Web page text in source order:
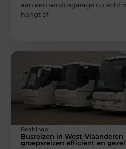
aan een servicegarage nu écht
hangt af
Beabingo
Busreizen in West-Vlaanderen
groepsreizen efficiënt en